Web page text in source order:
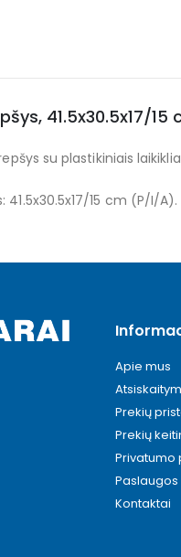
41.5x30.5x17/15
su plastikiniais
41.5x30.5x17/15 cm (P/I/
Apie mus
Prekių
Prekių
Privatumo
Paslaugos
Kontaktai